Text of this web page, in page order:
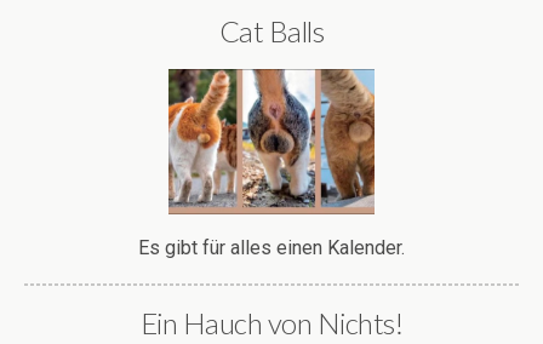
Cat Balls
Es gibt für alles einen Kalender.
Ein Hauch von Nichts!